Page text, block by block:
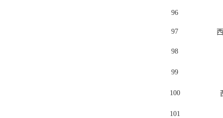
96
97
98
99
100
101